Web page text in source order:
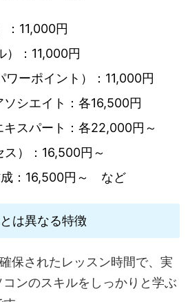
：11,000円
）：11,000円
ーポイント）：11,000円
シエイト：各16,500円
キスパート：各22,000円～
）：16,500円～
成：16,500円～ など
は異なる特徴
保されたレッスン時間で、実
ンのスキルをしっかりと学ぶ